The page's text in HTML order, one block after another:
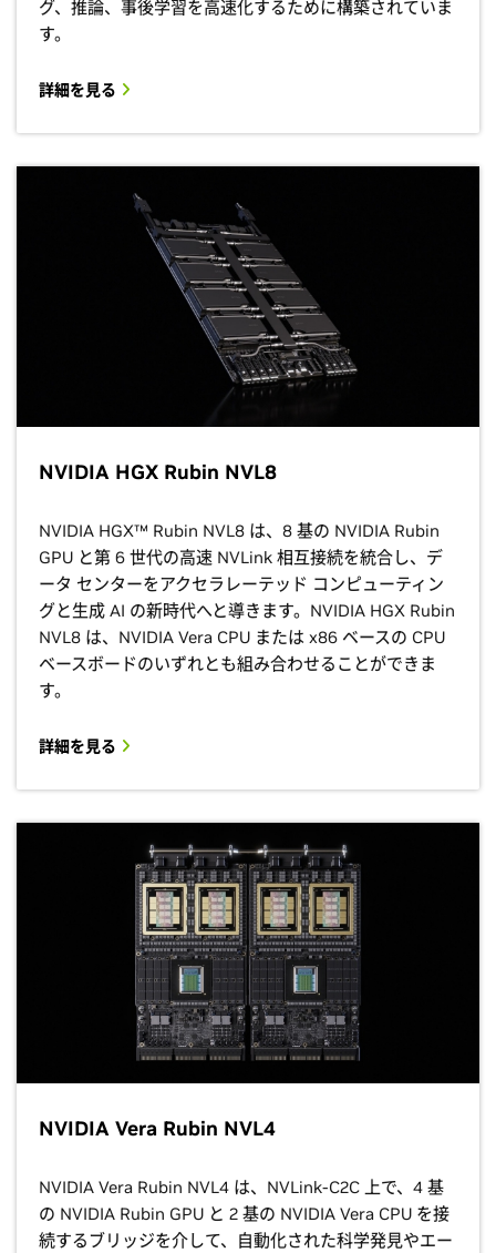
グ、推論、事後学習を高速化するために構築されていま
す。
詳細を見る
NVIDIA HGX Rubin NVL8
NVIDIA HGX™ Rubin NVL8 は、8 基の NVIDIA Rubin
GPU と第 6 世代の高速 NVLink 相互接続を統合し、デ
ータ センターをアクセラレーテッド コンピューティン
グと生成 AI の新時代へと導きます。NVIDIA HGX Rubin
NVL8 は、NVIDIA Vera CPU または x86 ベースの CPU
ベースボードのいずれとも組み合わせることができま
す。
詳細を見る
NVIDIA Vera Rubin NVL4
NVIDIA Vera Rubin NVL4 は、NVLink-C2C 上で、4 基
の NVIDIA Rubin GPU と 2 基の NVIDIA Vera CPU を接
続するブリッジを介して、自動化された科学発見やエー